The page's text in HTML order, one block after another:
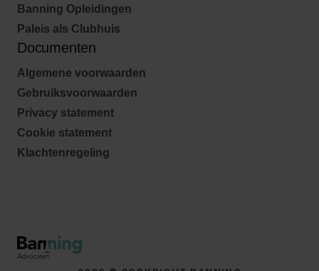
Banning Opleidingen
Paleis als Clubhuis
Documenten
Algemene voorwaarden
Gebruiksvoorwaarden
Privacy statement
Cookie statement
Klachtenregeling